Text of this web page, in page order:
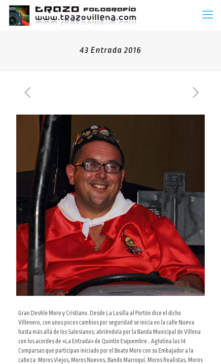
43 Entrada 2016
Gran Desfile Moro y Cristiano. Desde La Losilla al Portón dice el dicho
Villenero, con unos pocos cambios por seguridad se inicia en la calle Nueva
hasta más allá de los Salesianos; abriéndola por la Banda Municipal de Villena
con los acordes de «La Entrada» de Quintín Esquembre.. Aglutina las 14
Comparsas que participan iniciado por el Boato Moro con su Embajador a la
cabeza: Moros Viejos, Moros Nuevos, Bando Marroquí, Moros Realistas, Moros